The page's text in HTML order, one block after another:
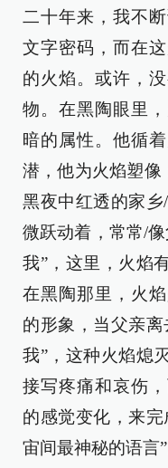
二十年来，我不
文字密码，而在
的火焰。或许，
物。在黑陶眼里
暗的属性。他循
潜，他为火焰塑像
黑夜中红透的家乡
微跃动着，常常/
我”，这里，火焰
在黑陶那里，火
的形象，当父亲
我”，这种火焰熄
接写疼痛和哀伤
的感觉变化，来
宙间最神秘的语言”